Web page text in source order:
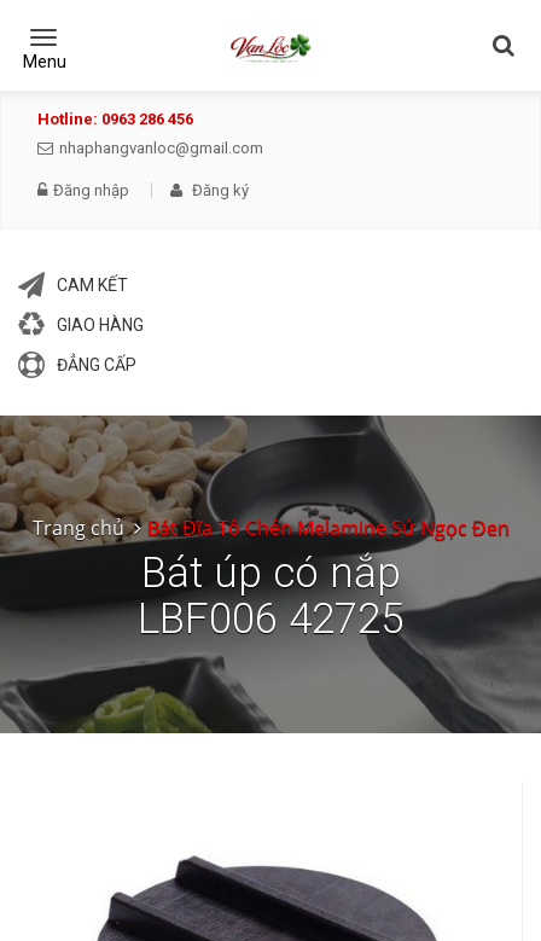
Hotline: 0963 286 456
nhaphangvanloc@gmail.com
Đăng nhập Đăng ký
CAM KẾT
GIAO HÀNG
ĐẲNG CẤP
Toggle
Menu
Trang chủ Bát Đĩa Tô Chén Melamine Sứ Ngọc Đen
Bát úp có nắp
LBF006 42725